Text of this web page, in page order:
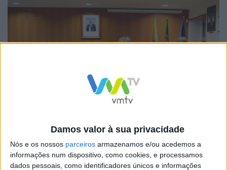
Damos valor à sua privacidade
Nós e os nossos parceiros armazenamos e/ou acedemos a
informações num dispositivo, como cookies, e processamos
dados pessoais, como identificadores únicos e informações
Para além da entrega dos diplomas de conclusão de